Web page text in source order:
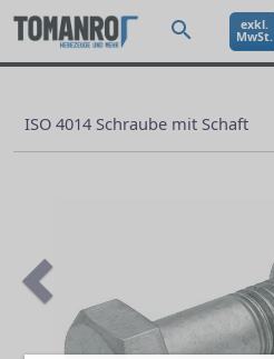
exkl.
MwSt.
ISO 4014 Schraube mit Schaft